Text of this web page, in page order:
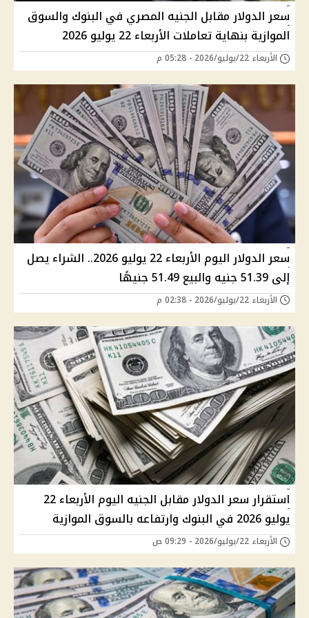
سعر الدولار مقابل الجنيه المصري في البنوك والسوق
الموازية بنهاية تعاملات الأربعاء 22 يوليو 2026
الأربعاء 22/يوليو/2026 - 05:28 م
سعر الدولار اليوم الأربعاء 22 يوليو 2026.. الشراء يصل
إلى 51.39 جنيه والبيع 51.49 جنيهًا
الأربعاء 22/يوليو/2026 - 02:38 م
استقرار سعر الدولار مقابل الجنيه اليوم الأربعاء 22
يوليو 2026 في البنوك وارتفاعه بالسوق الموازية
الأربعاء 22/يوليو/2026 - 09:29 ص